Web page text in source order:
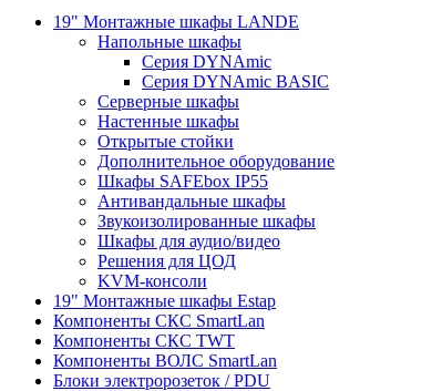
19" Монтажные шкафы LANDE
Напольные шкафы
Серия DYNAmic
Серия DYNAmic BASIC
Серверные шкафы
Настенные шкафы
Открытые стойки
Дополнительное оборудование
Шкафы SAFEbox IP55
Антивандальные шкафы
Звукоизолированные шкафы
Шкафы для аудио/видео
Решения для ЦОД
KVM-консоли
19" Монтажные шкафы Estap
Компоненты СКС SmartLan
Компоненты СКС TWT
Компоненты ВОЛС SmartLan
Блоки электророзеток / PDU